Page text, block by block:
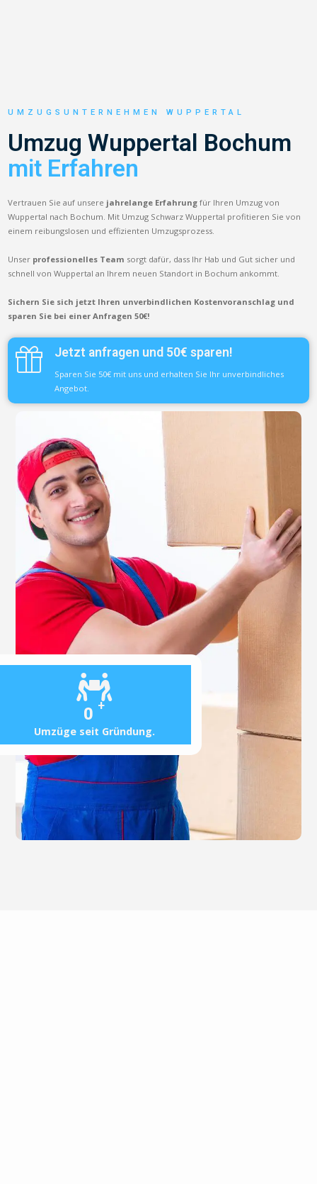
0 +
Umzüge seit Gründung.
UMZUGSUNTERNEHMEN WUPPERTAL
Umzug Wuppertal Bochum
mit Erfahren
Vertrauen Sie auf unsere jahrelange Erfahrung für Ihren Umzug von
Wuppertal nach Bochum. Mit Umzug Schwarz Wuppertal profitieren Sie von
einem reibungslosen und effizienten Umzugsprozess.
Unser professionelles Team sorgt dafür, dass Ihr Hab und Gut sicher und
schnell von Wuppertal an Ihrem neuen Standort in Bochum ankommt.
Sichern Sie sich jetzt Ihren unverbindlichen Kostenvoranschlag und
sparen Sie bei einer Anfragen 50€!
Jetzt anfragen und 50€ sparen!
Sparen Sie 50€ mit uns und erhalten Sie Ihr unverbindliches
Angebot.